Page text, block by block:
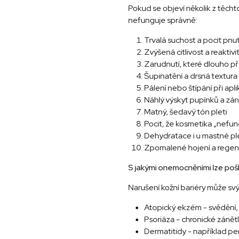
Pokud se objeví několik z
nefunguje správně:
Trvalá suchost a pocit
Zvýšená citlivost a
Zarudnutí, které dlouho
Šupinatění a drsná textura
Pálení nebo štípání při
Náhlý výskyt pupínků a
Matný, šedavý tón pleti
Pocit, že kosmetika
Dehydratace i u mastné
Zpomalené hojení a
S jakými onemocněními lze
Narušení kožní bariéry může
Atopický ekzém -
Psoriáza - chronické
Dermatitidy - například